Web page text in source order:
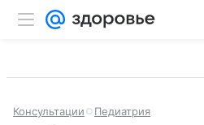
Консультации Педиатрия